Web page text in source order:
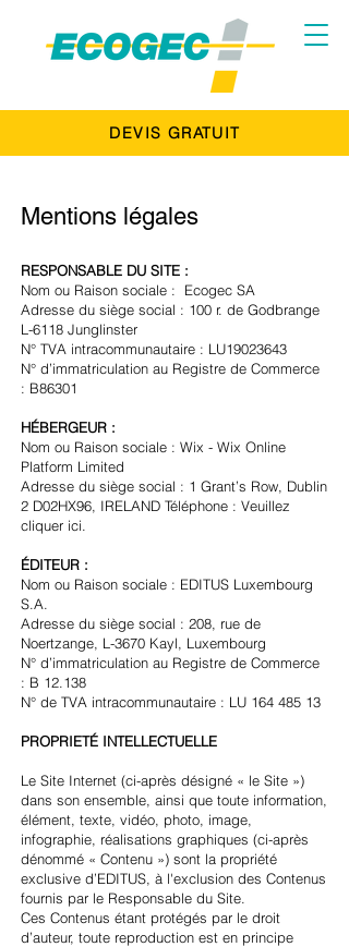
DEVIS GRATUIT
Mentions légales
RESPONSABLE DU SITE :
Nom ou Raison sociale : Ecogec SA
Adresse du siège social : 100 r. de Godbrange
L-6118 Junglinster
N° TVA intracommunautaire : LU19023643
N° d’immatriculation au Registre de Commerce
: B86301
HÉBERGEUR :
Nom ou Raison sociale : Wix - Wix Online
Platform Limited
Adresse du siège social : 1 Grant’s Row, Dublin
2 D02HX96, IRELAND Téléphone : Veuillez
cliquer ici.
ÉDITEUR :
Nom ou Raison sociale : EDITUS Luxembourg
S.A.
Adresse du siège social : 208, rue de
Noertzange, L-3670 Kayl, Luxembourg
N° d’immatriculation au Registre de Commerce
: B 12.138
N° de TVA intracommunautaire : LU 164 485 13
PROPRIETÉ INTELLECTUELLE
Le Site Internet (ci-après désigné « le Site »)
dans son ensemble, ainsi que toute information,
élément, texte, vidéo, photo, image,
infographie, réalisations graphiques (ci-après
dénommé « Contenu ») sont la propriété
exclusive d’EDITUS, à l'exclusion des Contenus
fournis par le Responsable du Site.
Ces Contenus étant protégés par le droit
d’auteur, toute reproduction est en principe